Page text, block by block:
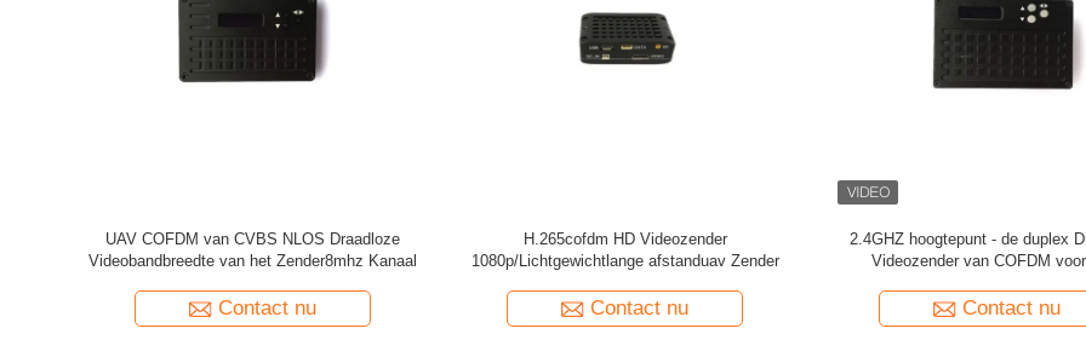
De miniatuur van de de Zenderlange afstand
van COFDM Draadloze Video Goede
Contact nu
De lage Machtscofdm Draadloze Videozender
met Menu's kan worden veranderd
Contact nu
SDI de Draadloze Videozender
HEVC van
Contact nu